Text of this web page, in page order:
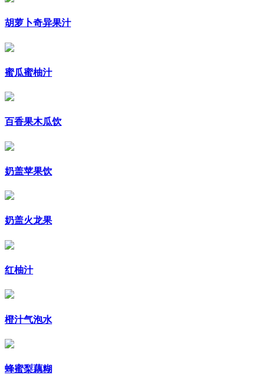
胡萝卜奇异果汁
蜜瓜蜜柚汁
百香果木瓜饮
奶盖苹果饮
奶盖火龙果
红柚汁
橙汁气泡水
蜂蜜梨藕糊